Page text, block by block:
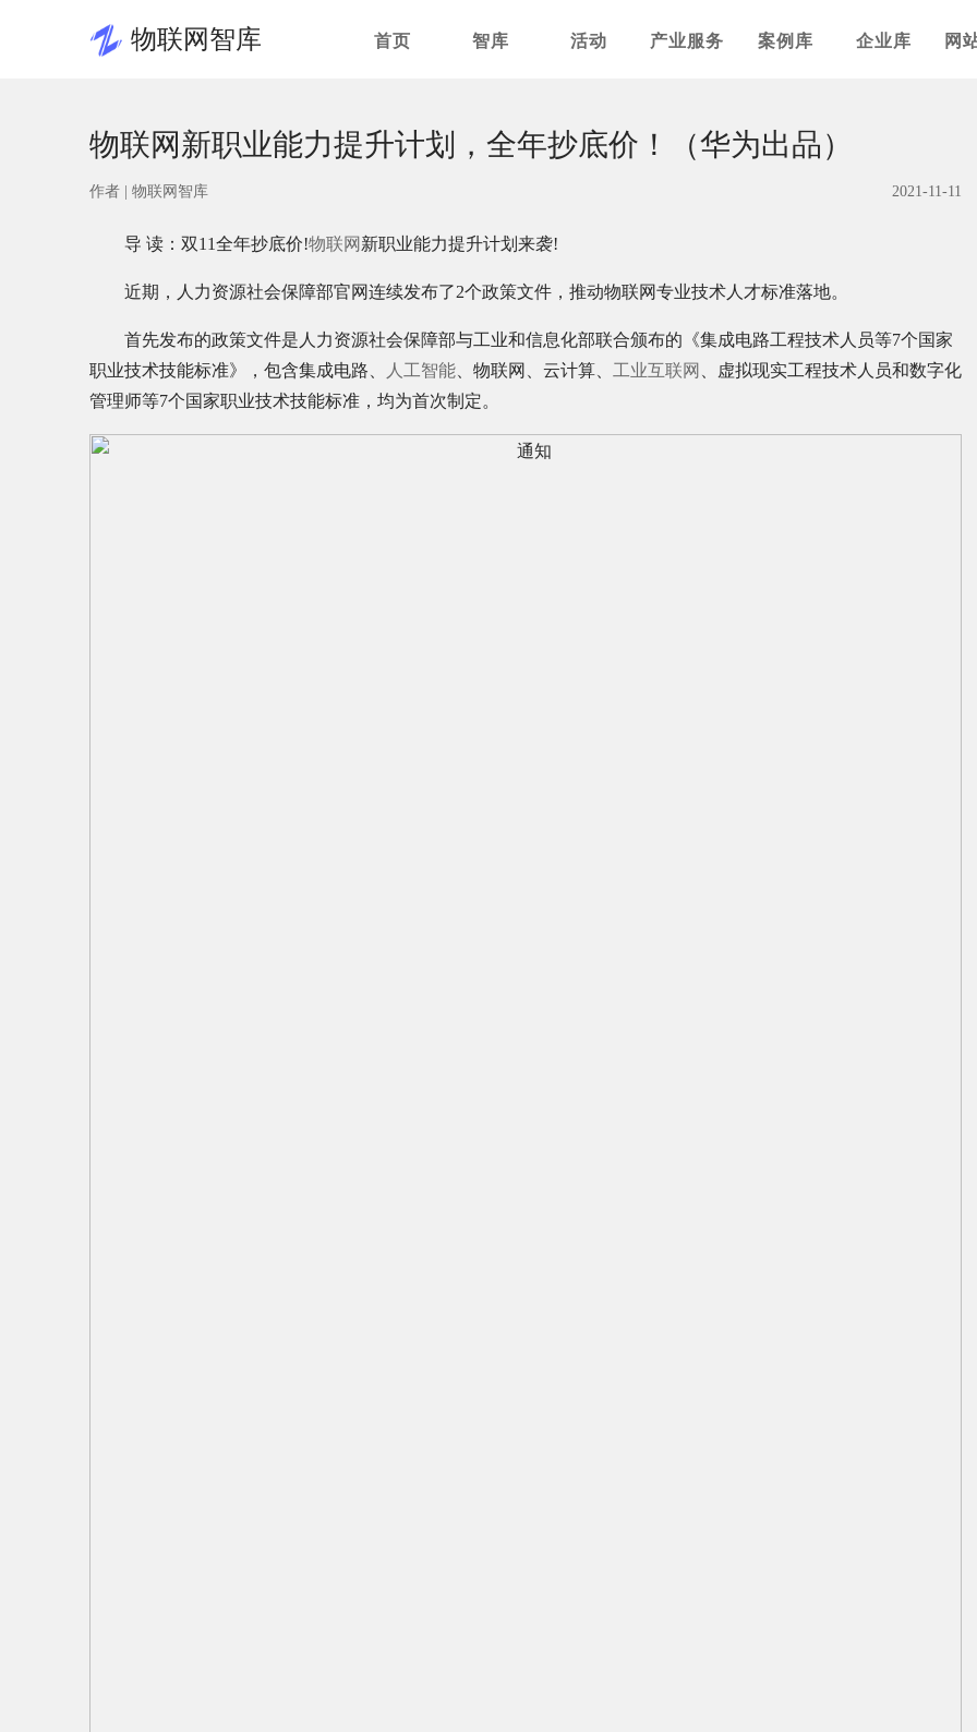
物联网智库 首页 智库 活动 产业服务 案例库 企业库 网
物联网新职业能力提升计划，全年抄底价！（华为出品）
作者 | 物联网智库 2021-11-11
导 读：双11全年抄底价!物联网 新职业能力提升计划来袭!
近期，人力资源社会保障部官网连续发布了2个政策文件，推动物联网专业技术人才标准落地。
首先发布的政策文件是人力资源社会保障部与工业和信息化部联合颁布的《集成电路工程技术人员等7个国家
职业技术技能标准》，包含集成电路、
人工智能 、物联网、云计算、 工业互联网
、虚拟现实工程技术人员和数字化
管理师等7个国家职业技术技能标准，均为首次制定。